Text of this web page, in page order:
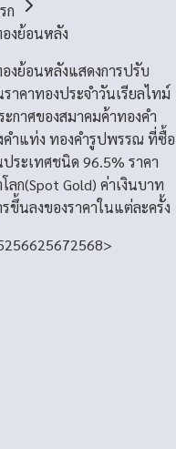
ก
งย้อนหลัง
งย้อนหลังแสดงการปรับ
าคาทองประจำวันเรียลไทม์
กาศของสมาคมค้าทองคำ
คำแท่ง ทองคำรูปพรรณ ที่ซื้อ
ระเทศชนิด 96.5% ราคา
ลก(Spot Gold) ค่าเงินบาท
ขึ้นลงของราคาในแต่ละครั้ง
256625672568>